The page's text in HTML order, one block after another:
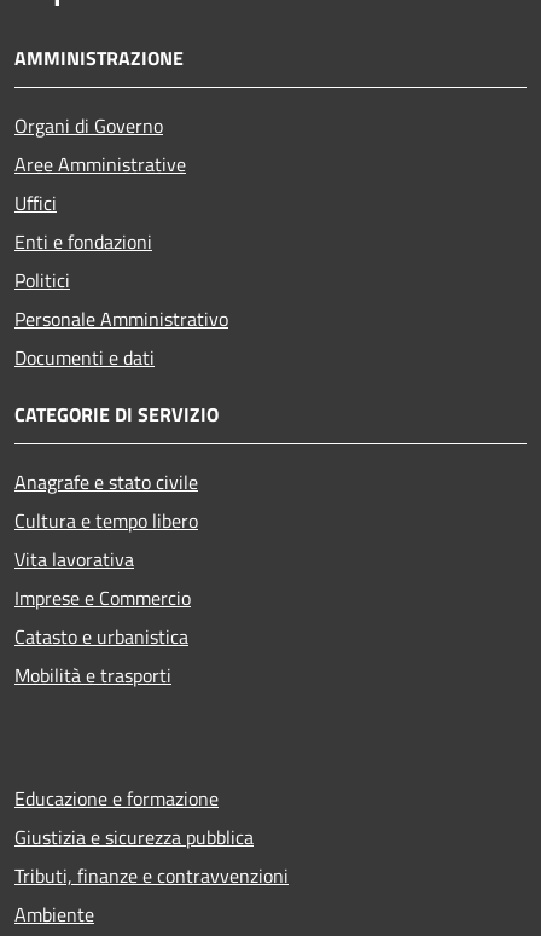
AMMINISTRAZIONE
Organi di Governo
Aree Amministrative
Uffici
Enti e fondazioni
Politici
Personale Amministrativo
Documenti e dati
CATEGORIE DI SERVIZIO
Anagrafe e stato civile
Cultura e tempo libero
Vita lavorativa
Imprese e Commercio
Catasto e urbanistica
Mobilità e trasporti
Educazione e formazione
Giustizia e sicurezza pubblica
Tributi, finanze e contravvenzioni
Ambiente